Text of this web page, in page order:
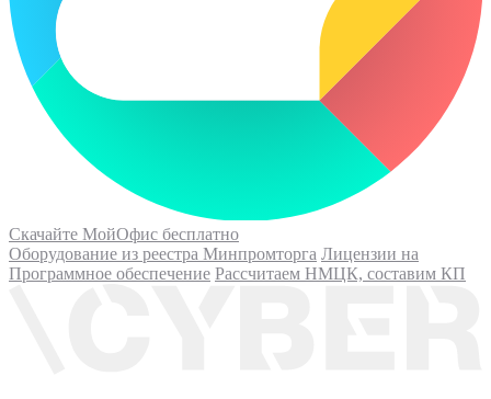
Скачайте МойОфис бесплатно
Оборудование из реестра Минпромторга Лицензии на
Программное обеспечение Рассчитаем НМЦК, составим КП